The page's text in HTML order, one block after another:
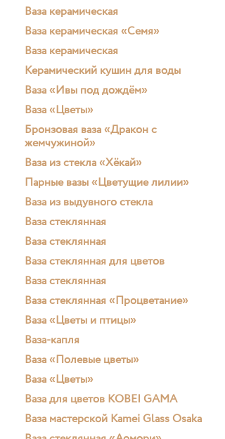
Ваза керамическая
Ваза керамическая «Семя»
Ваза керамическая
Керамический кушин для воды
Ваза «Ивы под дождём»
Ваза «Цветы»
Бронзовая ваза «Дракон с
жемчужиной»
Ваза из стекла «Хёкай»
Парные вазы «Цветущие лилии»
Ваза из выдувного стекла
Ваза стеклянная
Ваза стеклянная
Ваза стеклянная для цветов
Ваза стеклянная
Ваза стеклянная «Процветание»
Ваза «Цветы и птицы»
Ваза-капля
Ваза «Полевые цветы»
Ваза «Цветы»
Ваза для цветов KOBEI GAMA
Ваза мастерской Kamei Glass Osaka